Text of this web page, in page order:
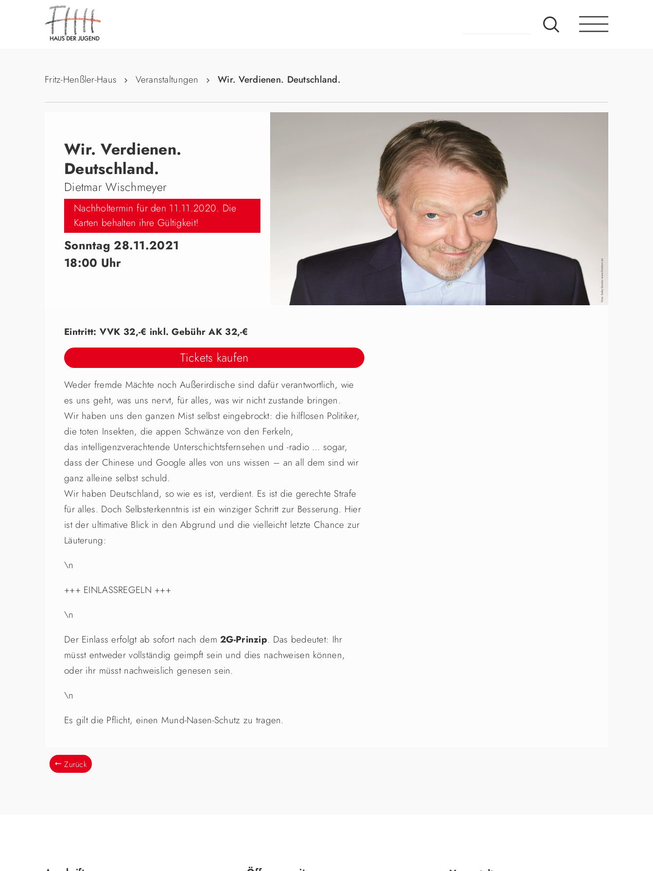
Fritz-Henßler-Haus Veranstaltungen Wir. Verdienen. Deutschland.
Wir. Verdienen.
Deutschland.
Dietmar Wischmeyer
Nachholtermin für den 11.11.2020. Die
Karten behalten ihre Gültigkeit!
Sonntag 28.11.2021
18:00 Uhr
Eintritt: VVK 32,-€ inkl. Gebühr AK 32,-€
Tickets kaufen
Weder fremde Mächte noch Außerirdische sind dafür verantwortlich, wie
es uns geht, was uns nervt, für alles, was wir nicht zustande bringen.
Wir haben uns den ganzen Mist selbst eingebrockt: die hilflosen Politiker,
die toten Insekten, die appen Schwänze von den Ferkeln,
das intelligenzverachtende Unterschichtsfernsehen und -radio … sogar,
dass der Chinese und Google alles von uns wissen – an all dem sind wir
ganz alleine selbst schuld.
Wir haben Deutschland, so wie es ist, verdient. Es ist die gerechte Strafe
für alles. Doch Selbsterkenntnis ist ein winziger Schritt zur Besserung. Hier
ist der ultimative Blick in den Abgrund und die vielleicht letzte Chance zur
Läuterung:
\n
+++ EINLASSREGELN +++
\n
Der Einlass erfolgt ab sofort nach dem2G-Prinzip. Das bedeutet: Ihr
müsst entweder vollständig geimpft sein und dies nachweisen können,
oder ihr müsst nachweislich genesen sein.
\n
Es gilt die Pflicht, einen Mund-Nasen-Schutz zu tragen.
Zurück